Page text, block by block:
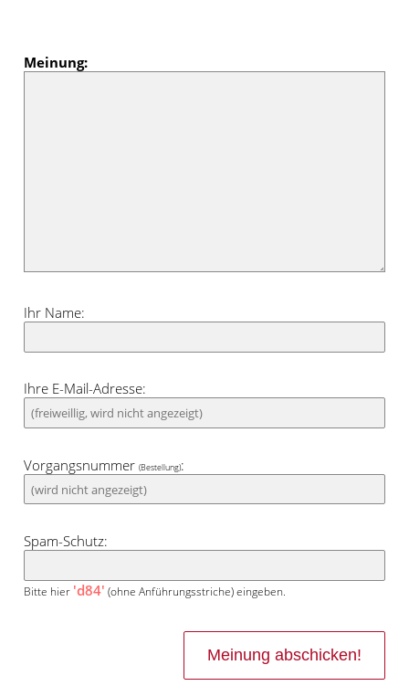
Hell-Dunkel-Kontraste ist dieser
Meinung:
Ihr Name:
Ihre E-Mail-Adresse:
Vorgangsnummer(Bestellung):
Spam-Schutz:
Bitte hier 'd84' (ohne Anführungsstriche) eingeben.